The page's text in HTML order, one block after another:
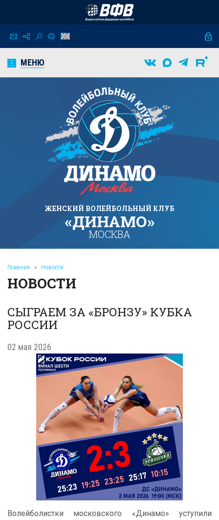
МЕНЮ
ЖЕНСКИЙ ВОЛЕЙБОЛЬНЫЙ КЛУБ
«ДИНАМО»
МОСКВА
Главная » Новости
НОВОСТИ
СЫГРАЕМ ЗА «БРОНЗУ» КУБКА
РОССИИ
02 мая 2026
Волейболистки московского «Динамо» уступили